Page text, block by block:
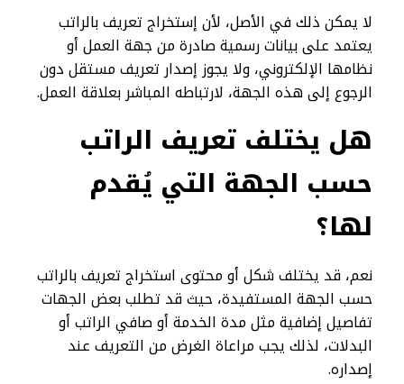
لا يمكن ذلك في الأصل، لأن إستخراج تعريف بالراتب
يعتمد على بيانات رسمية صادرة من جهة العمل أو
نظامها الإلكتروني، ولا يجوز إصدار تعريف مستقل دون
الرجوع إلى هذه الجهة، لارتباطه المباشر بعلاقة العمل.
هل يختلف تعريف الراتب
حسب الجهة التي يُقدم
لها؟
نعم، قد يختلف شكل أو محتوى استخراج تعريف بالراتب
حسب الجهة المستفيدة، حيث قد تطلب بعض الجهات
تفاصيل إضافية مثل مدة الخدمة أو صافي الراتب أو
البدلات، لذلك يجب مراعاة الغرض من التعريف عند
إصداره.